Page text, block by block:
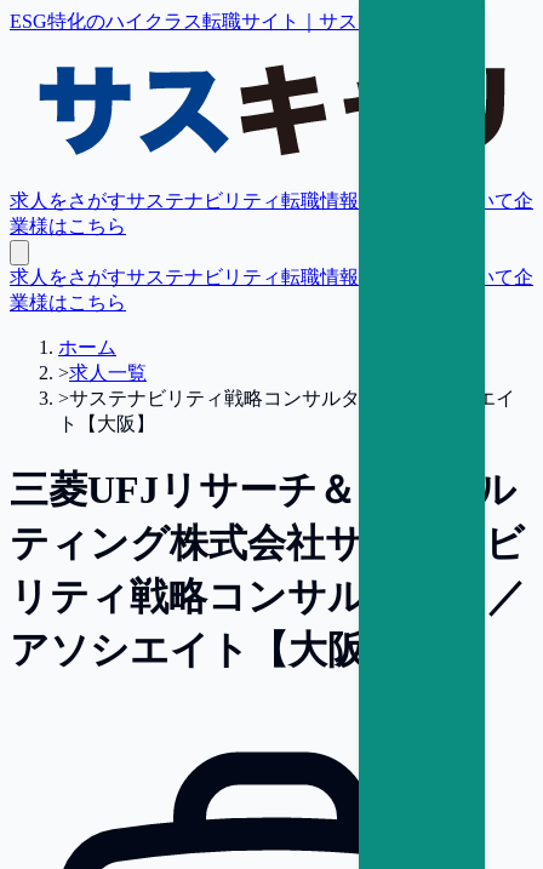
ESG特化のハイクラス転職サイト｜サスキャリ
求人をさがすサステナビリティ転職情報 転職支援について企
業様はこちら
求人をさがすサステナビリティ転職情報 転職支援について企
業様はこちら
ホーム
>求人一覧
>サステナビリティ戦略コンサルタント／アソシエイ
ト【大阪】
三菱UFJリサーチ＆コンサル
ティング株式会社サステナビ
リティ戦略コンサルタント／
アソシエイト【大阪】